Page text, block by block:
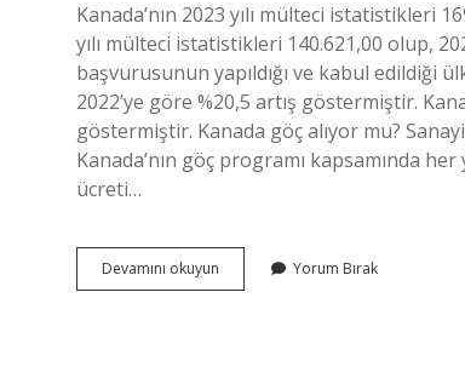
Kanada’nın 2023 yılı mülteci istatistikleri
yılı mülteci istatistikleri 140.621,00 olup,
başvurusunun yapıldığı ve kabul edildiği
2022’ye göre %20,5 artış göstermiştir.
göstermiştir. Kanada göç alıyor mu?
Kanada’nın göç programı kapsamında
ücreti…
Devamını okuyun
Ne
Yorum Bırak